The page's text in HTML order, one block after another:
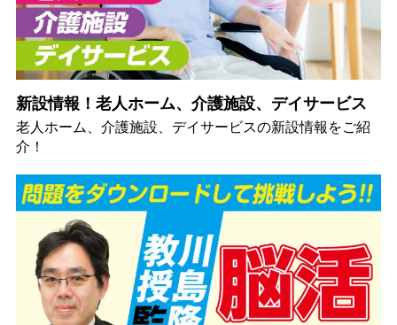
新設情報！老人ホーム、介護施設、デイサービス
老人ホーム、介護施設、デイサービスの新設情報をご紹
介！